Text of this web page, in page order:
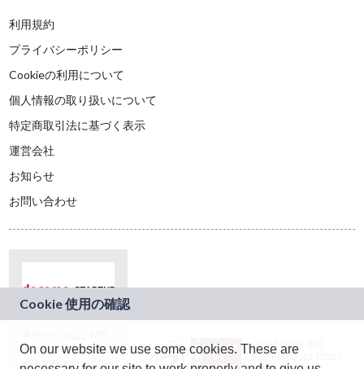
利用規約
プライバシーポリシー
Cookieの利用について
個人情報の取り扱いについて
特定商取引法に基づく表示
運営会社
お知らせ
お問い合わせ
ドコモグループの新
規事業創出プログラ
JASRAC許諾番号：
9024936001Y45037
On our website we use some cookies. These are